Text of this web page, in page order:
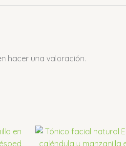
hacer una valoración.